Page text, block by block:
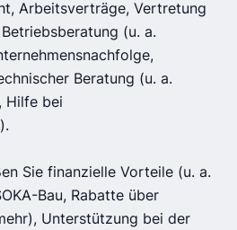
Arbeitsverträge, Vertretung
(u. a.
Beratung (u. a.
Hilfe bei
Sie finanzielle Vorteile (u. a.
Bau, Rabatte über
Unterstützung bei der